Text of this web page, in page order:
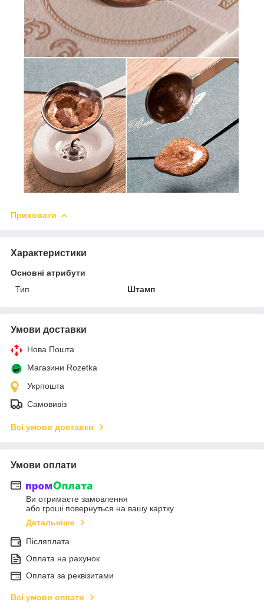
Приховати
Характеристики
Основні атрибути
Тип
Штамп
Умови доставки
Нова Пошта
Магазини Rozetka
Укрпошта
Самовивіз
Всі умови доставки
Умови оплати
Ви отримаєте замовлення
або гроші повернуться на вашу картку
Детальніше
Післяплата
Оплата на рахунок
Оплата за реквізитами
Всі умови оплати